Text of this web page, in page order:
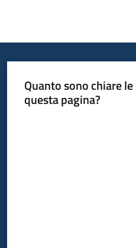
Newsletter
Quanto sono chiare
questa pagina?